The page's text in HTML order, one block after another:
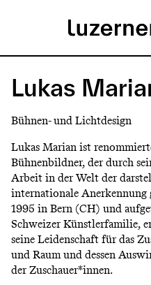
zum
Inhalt
H
u
p
t
m
e
n
Lukas
Bühnen- und Lichtdesign
Lukas Marian ist
Bühnenbildner, der durch
Arbeit in der Welt der
internationale Anerkennung
1995 in Bern (CH) und
Schweizer Künstlerfamilie,
seine Leidenschaft für das
und Raum und dessen
der Zuschauer*innen.